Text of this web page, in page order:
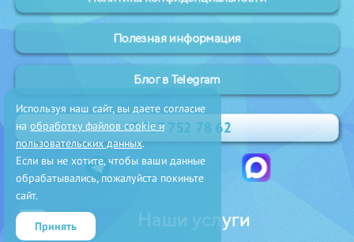
Полезная информация
Блог в Telegram
+7 917 752 78 62
Наши услуги
Используя наш сайт, вы даете согласие
на обработку файлов cookie и
пользовательских данных.
Если вы не хотите, чтобы ваши данные
обрабатывались, пожалуйста покиньте
сайт.
Принять